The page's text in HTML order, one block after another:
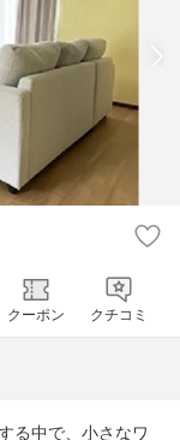
クーポン クチコミ
る中で、小さなワ